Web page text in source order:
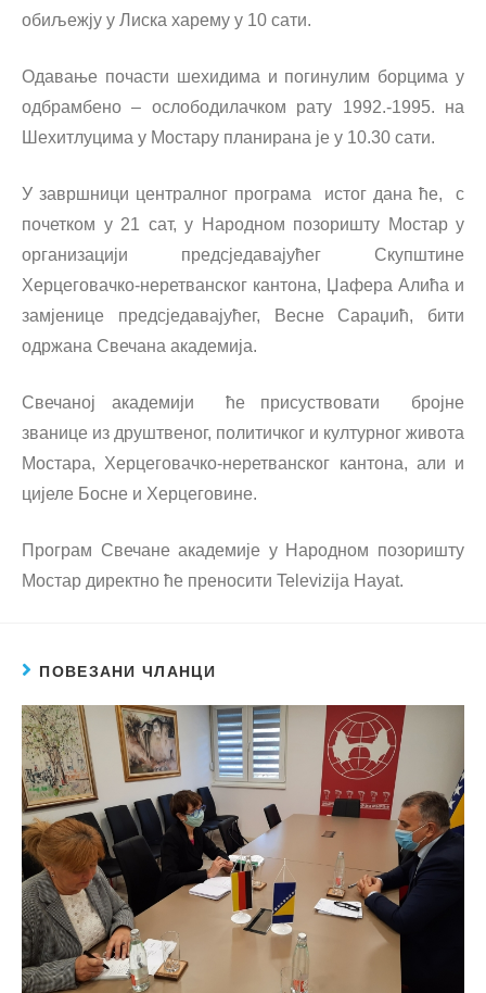
обиљежју у Лиска харему у 10 сати.
Одавање почасти шехидима и погинулим борцима у
одбрамбено – ослободилачком рату 1992.-1995. на
Шехитлуцима у Мостару планирана је у 10.30 сати.
У завршници централног програма истог дана ће, с
почетком у 21 сат, у Народном позоришту Мостар у
организацији предсједавајућег Скупштине
Херцеговачко-неретванског кантона, Џафера Алића и
замјенице предсједавајућег, Весне Сараџић, бити
одржана Свечана академија.
Свечаној академији ће присуствовати бројне
званице из друштвеног, политичког и културног живота
Мостара, Херцеговачко-неретванског кантона, али и
цијеле Босне и Херцеговине.
Програм Свечане академије у Народном позоришту
Мостар директно ће преносити Televizija Hayat.
ПОВЕЗАНИ ЧЛАНЦИ